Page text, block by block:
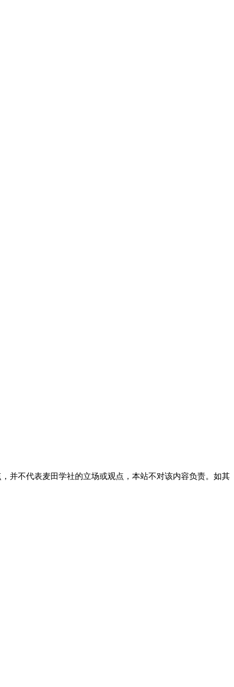
并不代表麦田学社的立场或观点，本站不对该内容负责。如其